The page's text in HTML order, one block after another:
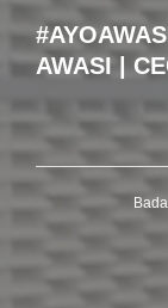
AWASI |